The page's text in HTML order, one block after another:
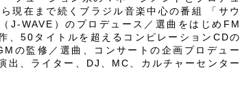
現在まで続くブラジル音楽中心の番組 「サウ
J-WAVE）のプロデュース／選曲をはじめFM
、50タイトルを超えるコンピレーションCDの
の監修／選曲、コンサートの企画プロデュー
出、ライター、DJ、MC、カルチャーセンター